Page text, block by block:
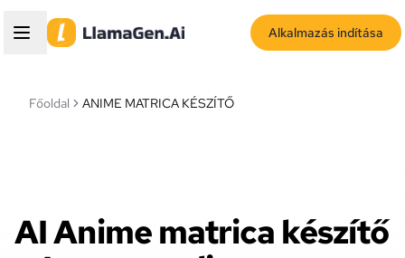
Alkalmazás indítása
Főoldal ANIME MATRICA KÉSZÍTŐ
AI Anime matrica készítő